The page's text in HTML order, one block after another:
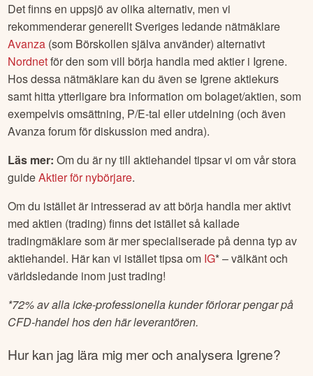
Det finns en uppsjö av olika alternativ, men vi
rekommenderar generellt Sveriges ledande nätmäklare
Avanza (som Börskollen själva använder) alternativt
Nordnetför den som vill börja handla med aktier i Igrene.
Hos dessa nätmäklare kan du även se Igreneaktiekurs
samt hitta ytterligare bra information om bolaget/aktien, som
exempelvis omsättning, P/E-tal eller utdelning (och även
Avanza forum för diskussion med andra).
Läs mer: Om du är ny till aktiehandel tipsar vi om vår stora
guideAktier för nybörjare.
Om du istället är intresserad av att börja handla mer aktivt
med aktien (trading) finns det istället så kallade
tradingmäklare som är mer specialiserade på denna typ av
aktiehandel. Här kan vi istället tipsa om IG* – välkänt och
världsledande inom just trading!
*72% av alla icke-professionella kunder förlorar pengar på
CFD-handel hos den här leverantören.
Hur kan jag lära mig mer och analysera Igrene?